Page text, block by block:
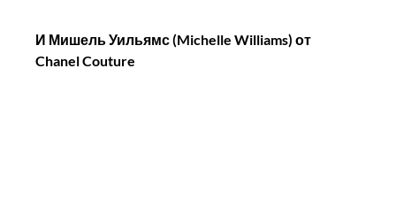
И Мишель Уильямс (Michelle Williams) от
Chanel Couture